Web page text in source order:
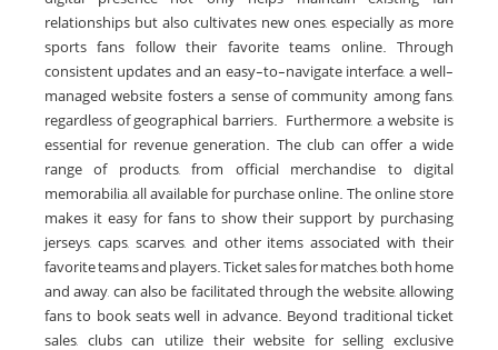
relationships but also cultivates new ones, especially as more
sports fans follow their favorite teams online. Through
consistent updates and an easy-to-navigate interface, a well-
managed website fosters a sense of community among fans,
regardless of geographical barriers. Furthermore, a website is
essential for revenue generation. The club can offer a wide
range of products, from official merchandise to digital
memorabilia, all available for purchase online. The online store
makes it easy for fans to show their support by purchasing
jerseys, caps, scarves, and other items associated with their
favorite teams and players. Ticket sales for matches, both home
and away, can also be facilitated through the website, allowing
fans to book seats well in advance. Beyond traditional ticket
sales, clubs can utilize their website for selling exclusive